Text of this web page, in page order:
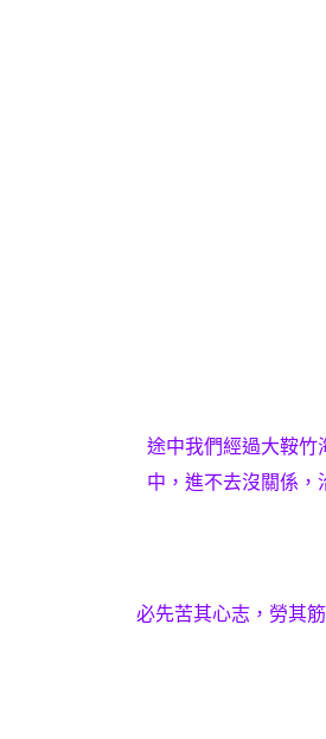
途中我們經過大鞍竹
中，進不去沒關係，
必先苦其心志，勞其